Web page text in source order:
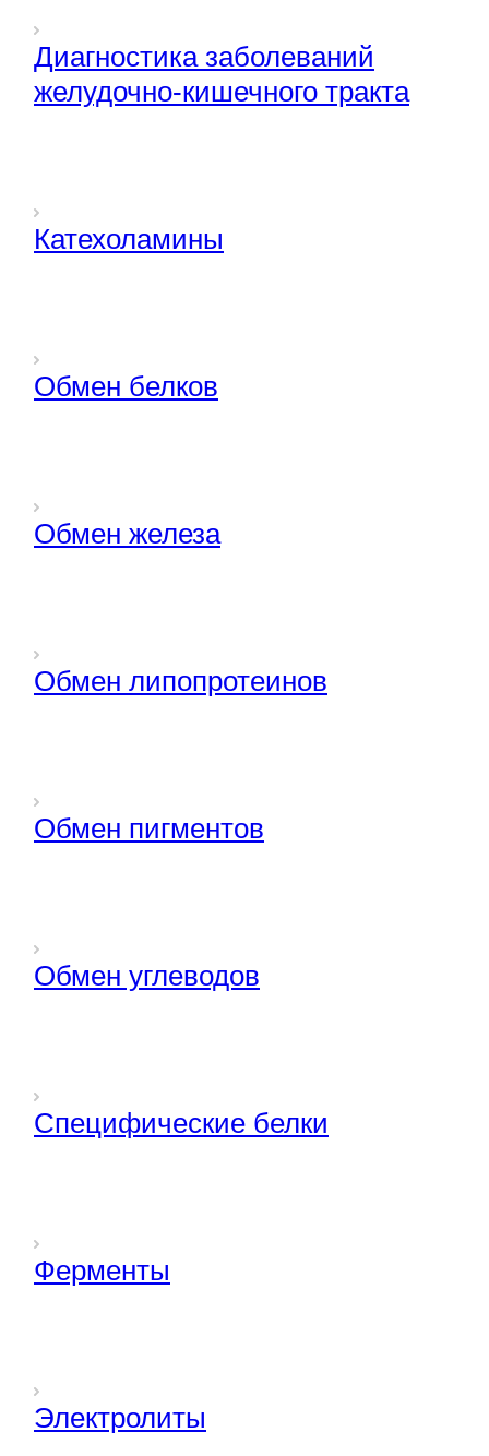
Диагностика заболеваний
желудочно-кишечного тракта
Катехоламины
Обмен белков
Обмен железа
Обмен липопротеинов
Обмен пигментов
Обмен углеводов
Специфические белки
Ферменты
Электролиты